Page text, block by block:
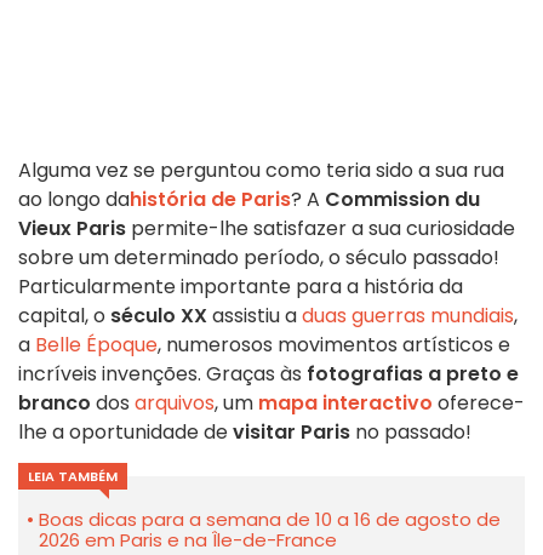
Alguma vez se perguntou como teria sido a sua rua
ao longo dahistória de Paris? A Commission du
Vieux Paris permite-lhe satisfazer a sua curiosidade
sobre um determinado período, o século passado!
Particularmente importante para a história da
capital, o século XX assistiu aduas guerras mundiais,
a Belle Époque, numerosos movimentos artísticos e
incríveis invenções. Graças às fotografias a preto e
branco dos arquivos, um mapa interactivo oferece-
lhe a oportunidade devisitar Paris no passado!
LEIA TAMBÉM
Boas dicas para a semana de 10 a 16 de agosto de
2026 em Paris e na Île-de-France